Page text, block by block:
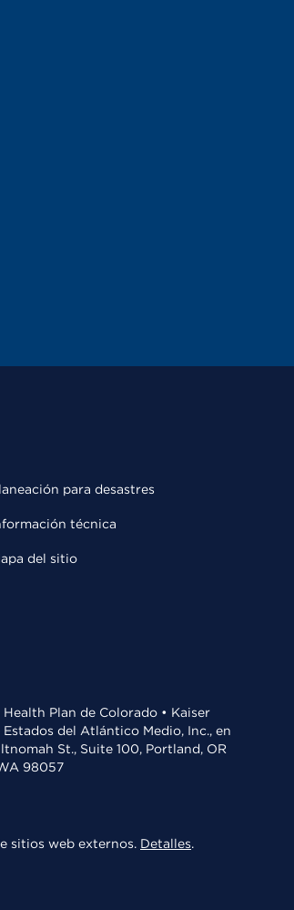
para desastres
técnica
del sitio
Plan de Colorado • Kaiser
del Atlántico Medio, Inc., en
St., Suite 100, Portland, OR
98057
sitios web externos. Detalles.